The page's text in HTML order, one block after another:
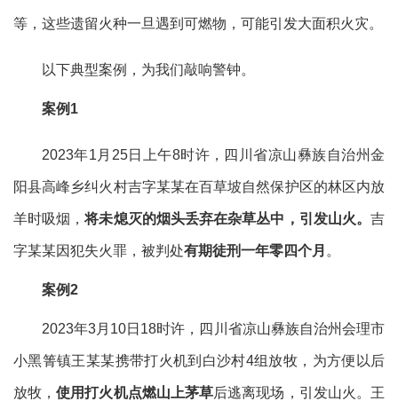
等， 这些遗留火种一旦遇到可燃物， 可能引发大面积火灾。
以下典型案例， 为我们敲响警钟。
案例1
2023年1月25日上午8时许，四川省凉山彝族自治州金
阳县高峰乡纠火村吉字某某在百草坡自然保护区的林区内放
羊时吸烟，将未熄灭的烟头丢弃在杂草丛中，引发山火。吉
字某某因犯失火罪，被判处有期徒刑一年零四个月 。
案例2
2023年3月10日18时许，四川省凉山彝族自治州会理市
小黑箐镇王某某携带打火机到白沙村4组放牧，为方便以后
放牧，使用打火机点燃山上茅草后逃离现场，引发山火 。 王